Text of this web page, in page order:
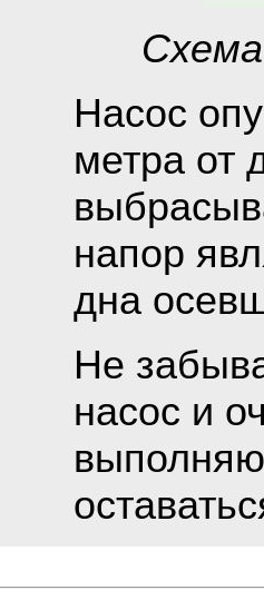
Насос
метра от
напор
дна
Не
насос и